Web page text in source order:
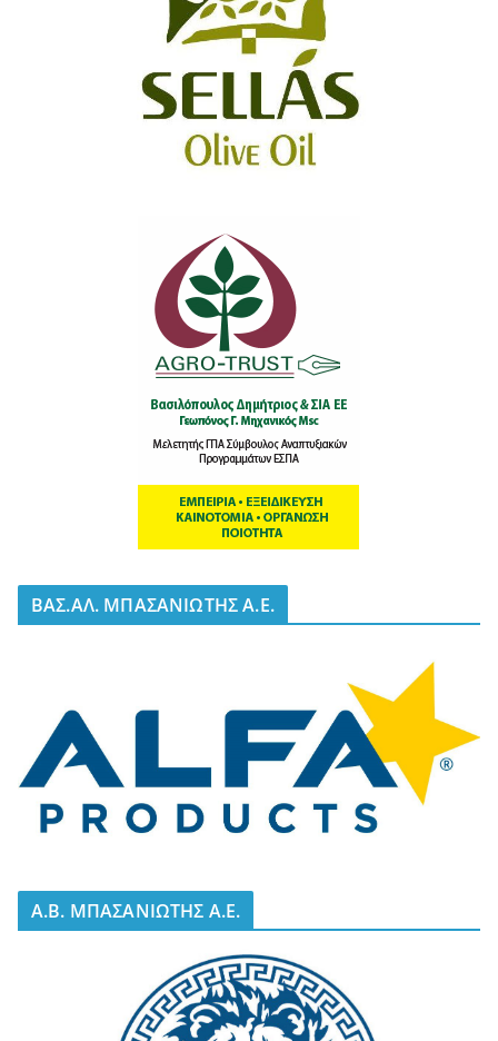
BΑΣ.ΑΛ. ΜΠΑΣΑΝΙΩΤΗΣ Α.Ε.
A.B. ΜΠΑΣΑΝΙΩΤΗΣ Α.Ε.